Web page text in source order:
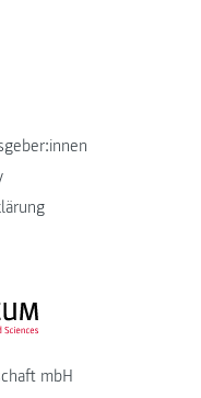
FH JOANNEUM Logo
mbH